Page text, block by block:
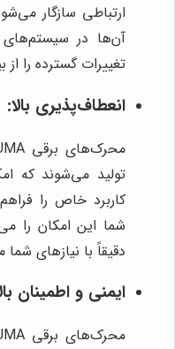
ارتباطی سازگار
آن‌ها در سیستم‌های
تغییرات گسترده را
انعطاف‌پذیری بالا:
تولید می‌شوند که
کاربرد خاص را
شما این امکان را
دقیقاً با نیازهای
ایمنی و اطمینان